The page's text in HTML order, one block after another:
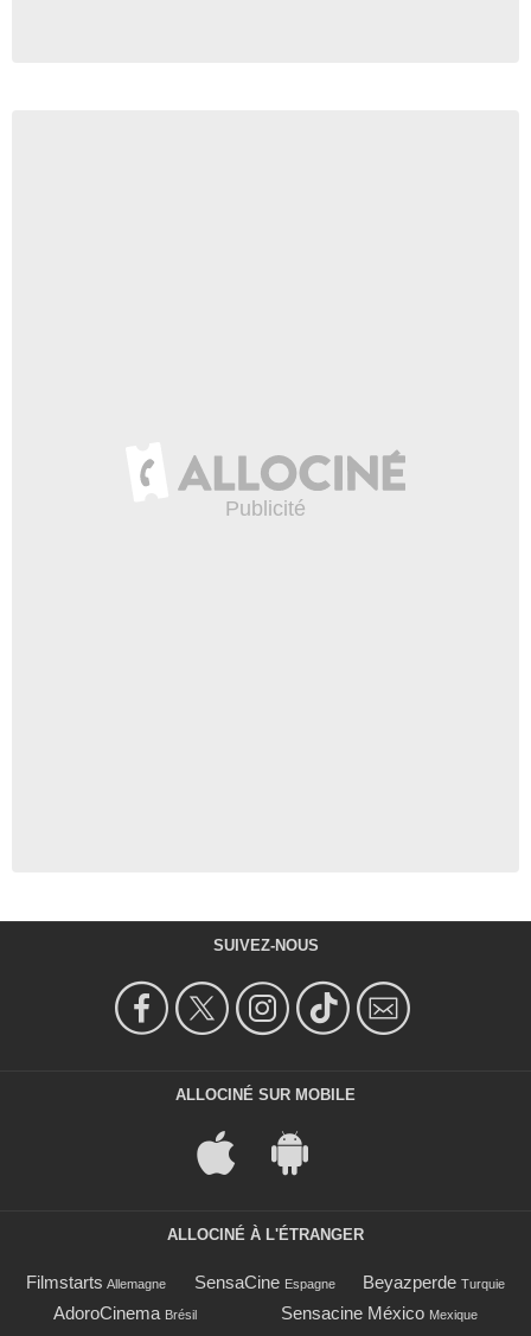
SUIVEZ-NOUS
ALLOCINÉ SUR MOBILE
ALLOCINÉ À L'ÉTRANGER
Filmstarts Allemagne SensaCine Espagne Beyazperde Turquie
AdoroCinema Brésil Sensacine México Mexique